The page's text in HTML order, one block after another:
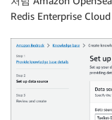
Redis Enterprise